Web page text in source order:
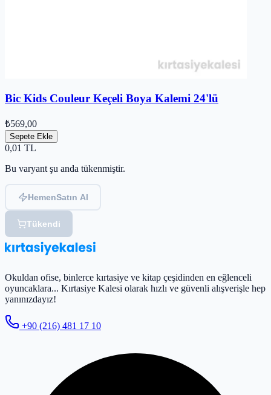
Bic Kids Couleur Keçeli Boya Kalemi 24'lü
₺569,00
Sepete Ekle
0,01 TL
Bu varyant şu anda tükenmiştir.
HemenSatın Al
Tükendi
Okuldan ofise, binlerce kırtasiye ve kitap çeşidinden en eğlenceli
oyuncaklara... Kırtasiye Kalesi olarak hızlı ve güvenli alışverişle hep
yanınızdayız!
+90 (216) 481 17 10